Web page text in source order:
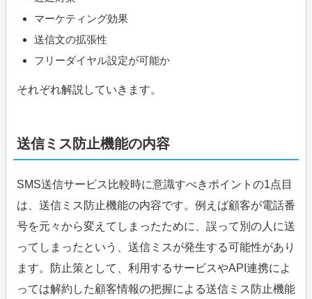
マーケティング効果
送信文の拡張性
フリーダイヤル設定が可能か
それぞれ解説していきます。
送信ミス防止機能の内容
SMS送信サービス比較時に意識すべきポイントの1点目
は、送信ミス防止機能の内容です。例えば顧客が電話番
号を元々から変えてしまったために、誤って別の人に送
ってしまったという、送信ミスが発生する可能性があり
ます。防止策として、利用するサービスやAPI連携によ
っては解約した顧客情報の把握による送信ミス防止機能